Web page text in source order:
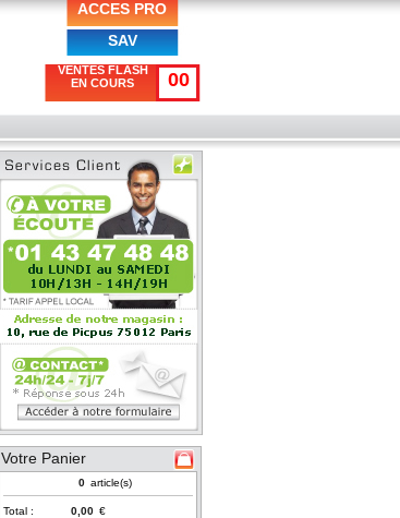
ACCES PRO
SAV
VENTES FLASH
EN COURS
00
Votre Panier
article(s)
Total : €